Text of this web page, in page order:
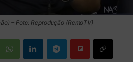
– Foto: Reprodução (RemoTV)